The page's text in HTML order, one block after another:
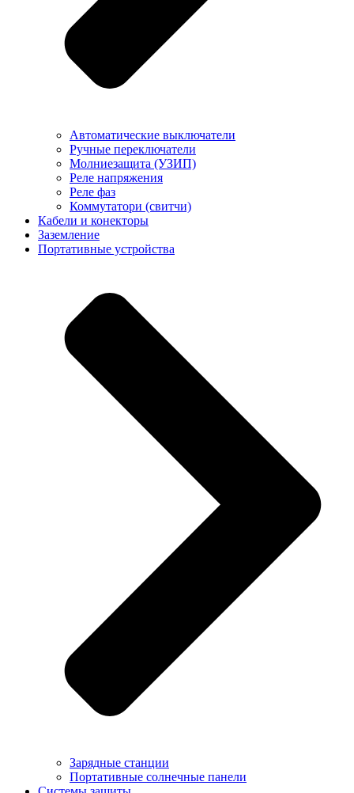
Автоматические выключатели
Ручные переключатели
Молниезащита (УЗИП)
Реле напряжения
Реле фаз
Коммутатори (свитчи)
Кабели и конекторы
Заземление
Портативные устройства
Зарядные станции
Портативные солнечные панели